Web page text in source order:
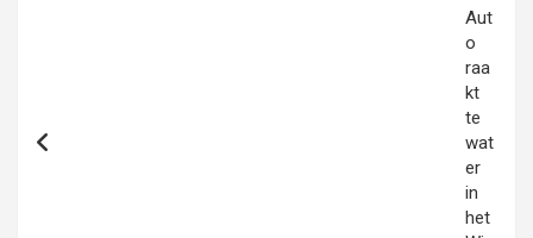
Aut
o
raa
kt
te
wat
er
in
het